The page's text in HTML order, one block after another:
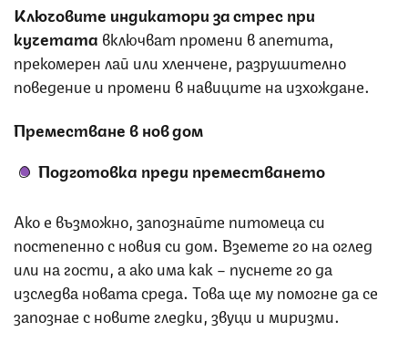
Ключовите индикатори за стрес при
кучетата включват промени в апетита,
прекомерен лай или хленчене, разрушително
поведение и промени в навиците на изхождане.
Преместване в нов дом
Подготовка преди преместването
Ако е възможно, запознайте питомеца си
постепенно с новия си дом. Вземете го на оглед
или на гости, а ако има как – пуснете го да
изследва новата среда. Това ще му помогне да се
запознае с новите гледки, звуци и миризми.